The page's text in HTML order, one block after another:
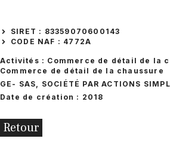
SIRET : 83359070600143
CODE NAF : 4772A
Activités : Commerce de détail de la
Commerce de détail de la chaussure
GE - SAS, SOCIÉTÉ PAR ACTIONS
Date de création : 2018
Retour